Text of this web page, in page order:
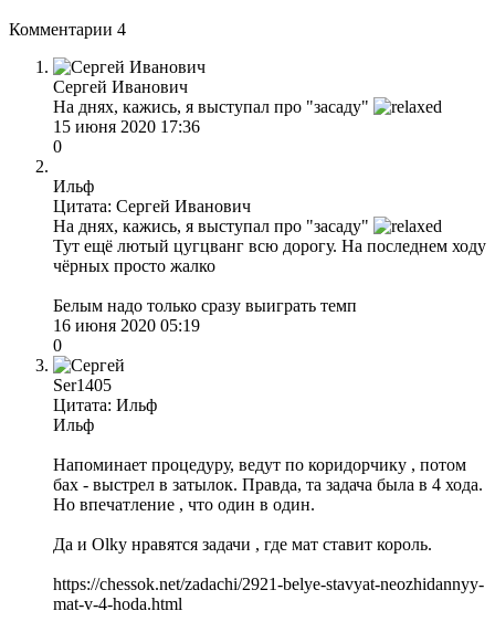
Комментарии 4
Сергей Иванович
На днях, кажись, я выступал про "засаду"
15 июня 2020 17:36
0
Ильф
Цитата: Сергей Иванович
На днях, кажись, я выступал про "засаду"
Тут ещё лютый цугцванг всю дорогу. На последнем ходу
чёрных просто жалко
Белым надо только сразу выиграть темп
16 июня 2020 05:19
0
Ser1405
Цитата: Ильф
Ильф
Напоминает процедуру, ведут по коридорчику , потом
бах - выстрел в затылок. Правда, та задача была в 4 хода.
Но впечатление , что один в один.
Да и Olkу нравятся задачи , где мат ставит король.
https://chessok.net/zadachi/2921-belye-stavyat-neozhidannyy-
mat-v-4-hoda.html